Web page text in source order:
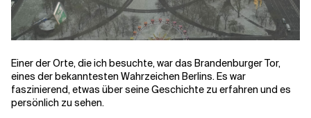
Einer der Orte, die ich besuchte, war das Brandenburger Tor,
eines der bekanntesten Wahrzeichen Berlins. Es war
faszinierend, etwas über seine Geschichte zu erfahren und es
persönlich zu sehen.